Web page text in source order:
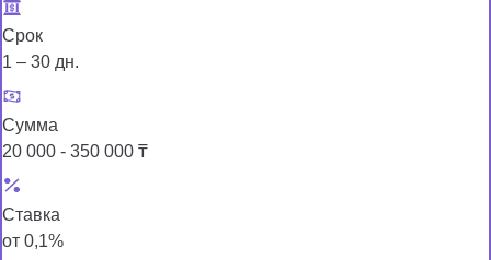
Срок
1 – 30 дн.
Сумма
20 000 - 350 000 ₸
Ставка
от 0,1%